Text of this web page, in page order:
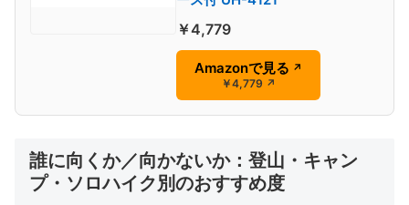
￥4,779
Amazonで見る ↗
￥4,779 ↗
誰に向くか／向かないか：登山・キャン
プ・ソロハイク別のおすすめ度